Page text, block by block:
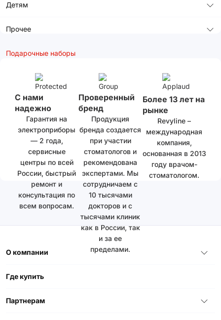
Детям
Прочее
Подарочные наборы
С нами
надежно
Гарантия на
электроприборы
— 2 года,
сервисные
центры по всей
России, быстрый
ремонт и
консультация по
всем вопросам.
Проверенный
бренд
Продукция
бренда создается
при участии
стоматологов и
рекомендована
экспертами. Мы
сотрудничаем с
10 тысячами
докторов и с
тысячами клиник
как в России, так
и за ее
пределами.
Более 13 лет на
рынке
Revyline –
международная
компания,
основанная в 2013
году врачом-
стоматологом.
О компании
Где купить
Партнерам